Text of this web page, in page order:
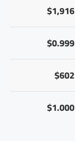
$1,916
$0.999
$602
$1.000